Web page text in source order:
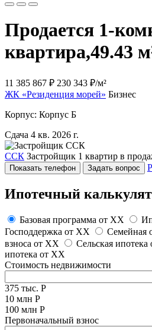
Продается 1-
квартира,49.43
11 385 867 ₽ 230 343 ₽/м²
ЖК «Резиденция морей» Бизнес
Корпус: Корпус Б
Сдача 4 кв. 2026 г.
ССК Застройщик 1 квартир в
Показать телефон Задать вопрос
Ипотечный
Базовая программа от XX
Господдержка от XX Семейная
взноса от XX Сельская ипотека
ипотека от XX
Стоимость недвижимости
375 тыс. Р
10 млн Р
100 млн Р
Первоначальный взнос